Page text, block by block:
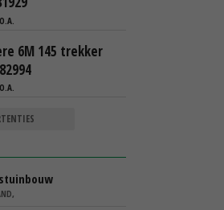
6M 145 trekker